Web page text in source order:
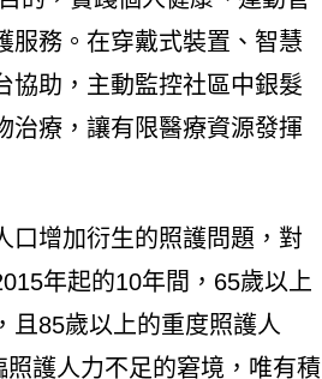
服務。在穿戴式裝置、智慧
協助，主動監控社區中銀髮
治療，讓有限醫療資源發揮
口增加衍生的照護問題，對
年起的10年間，65歲以上
且85歲以上的重度照護人
護人力不足的窘境，唯有積